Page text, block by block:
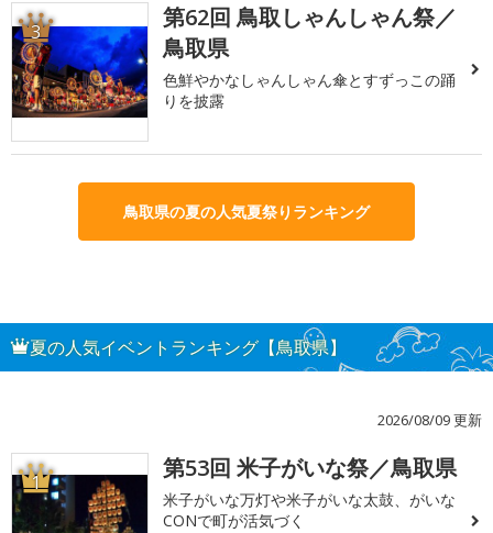
3
第62回 鳥取しゃんしゃん祭／
鳥取県
色鮮やかなしゃんしゃん傘とすずっこの踊
りを披露
鳥取県の夏の人気夏祭りランキング
夏の人気イベントランキング【鳥取県】
2026/08/09 更新
1 第53回 米子がいな祭／鳥取県
米子がいな万灯や米子がいな太鼓、がいな
CONで町が活気づく